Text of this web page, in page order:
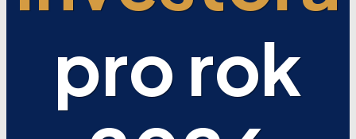
pro rok